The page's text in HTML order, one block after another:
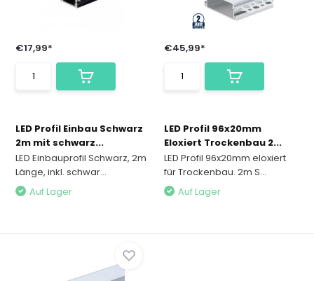
€17,99*
LED Profil Einbau Schwarz
2m mit schwarz...
LED Einbauprofil Schwarz, 2m
Länge, inkl. schwar...
Auf Lager
€45,99*
LED Profil 96x20mm
Eloxiert Trockenbau 2...
LED Profil 96x20mm eloxiert
für Trockenbau. 2m S...
Auf Lager